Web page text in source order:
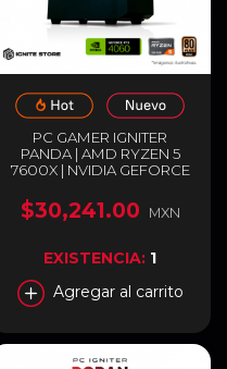
PC GAMER IGNITER
PANDA | AMD RYZEN 5
7600X | NVIDIA GEFORCE
RAM DDR5 | SSD 1TB M.2 |
ENTREGA INMEDIATA
$30,241.00 MXN
EXISTENCIA: 1
Agregar al carrito